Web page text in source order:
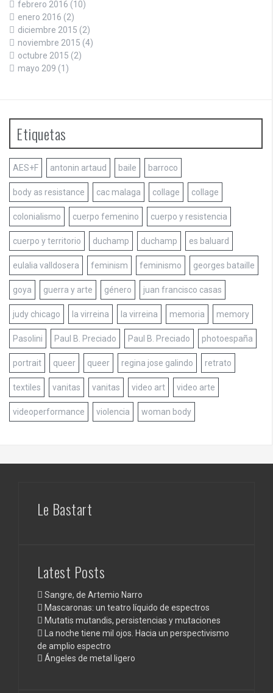
febrero 2016 (10)
enero 2016 (2)
diciembre 2015 (2)
noviembre 2015 (4)
octubre 2015 (2)
mayo 209 (1)
Etiquetas
AES+F antonin artaud baile barroco
body as resistance cac malaga collage collage
colonialismo cuerpo femenino cuerpo y resistencia
cuerpo y territorio duchamp duchamp es baluard
eulalia valldosera feminism feminismo georges bataille
goya guerra y arte género juan francisco casas
judy chicago la virreina la virreina memoria memory
Pasolini Paul B. Preciado Paul B. Preciado photoespaña
portrait queer queer regina jose galindo retrato
textiles vanitas vanitas video art video arte
videoperformance violencia woman body
Le Bastart
Latest Posts
Sangre, de Artemio Narro
Mascaronas: un teatro líquido de espectros
Mutatis mutandis, persistencias y mutaciones
La noche tiene mil ojos. Hacia un perspectivismo
de amplio espectro
Ángeles de metal ligero